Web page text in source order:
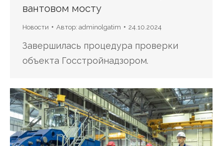
вантовом мосту
Новости Автор: adminolgatim 24.10.2024
Завершилась процедура проверки
объекта Госстройнадзором.